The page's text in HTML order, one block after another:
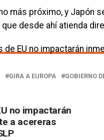
más próximo, y Japón
desde ahí atienda
de EU no impactarán
GIRA A EUROPA GOBIERNO
no impactarán
a acereras